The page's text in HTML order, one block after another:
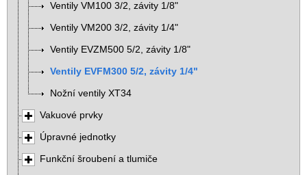
Ventily VM100 3/2, závity 1/8"
Ventily VM200 3/2, závity 1/4"
Ventily EVZM500 5/2, závity 1/8"
Ventily EVFM300 5/2, závity 1/4"
Nožní ventily XT34
Vakuové prvky
Úpravné jednotky
Funkční šroubení a tlumiče